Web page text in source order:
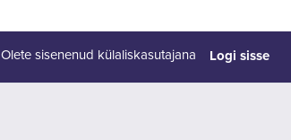
Olete sisenenud külaliskasutajana Logi sisse